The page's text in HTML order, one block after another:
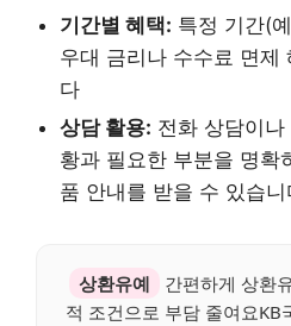
기간별 혜택: 특정 기간(
우대 금리나 수수료 면제
다
상담 활용: 전화 상담이
황과 필요한 부분을 명확
품 안내를 받을 수 있습니
상환유예
간편하게 상환
적 조건으로 부담 줄여요KB